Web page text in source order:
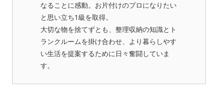
なることに感動。お片付けのプロになりたい
と思い立ち1級を取得。
大切な物を捨てずとも、整理収納の知識とト
ランクルームを掛け合わせ、より暮らしやす
い生活を提案するために日々奮闘していま
す。